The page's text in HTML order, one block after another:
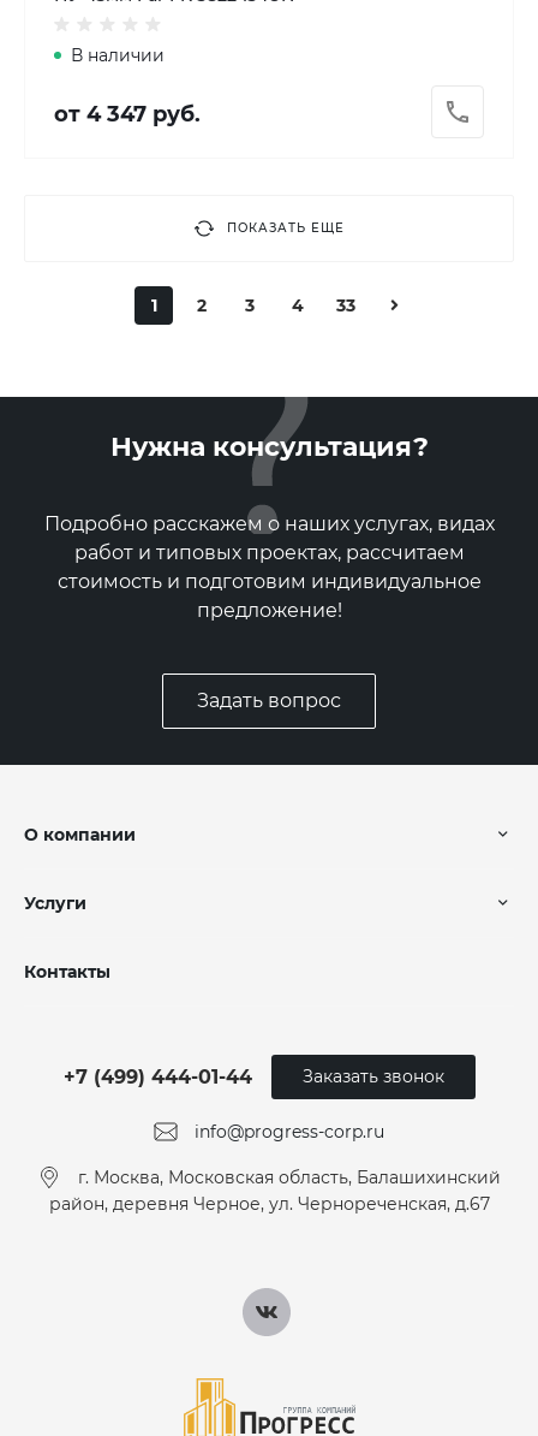
В наличии
от 4 347 руб.
ПОКАЗАТЬ ЕЩЕ
1 2 3 4 33
Нужна консультация?
Подробно расскажем о наших услугах, видах
работ и типовых проектах, рассчитаем
стоимость и подготовим индивидуальное
предложение!
Задать вопрос
О компании
Услуги
Контакты
info@progress-corp.ru
+7 (499) 444-01-44
г. Москва, Московская область, Балашихинский
район, деревня Черное, ул. Чернореченская, д.67
Заказать звонок